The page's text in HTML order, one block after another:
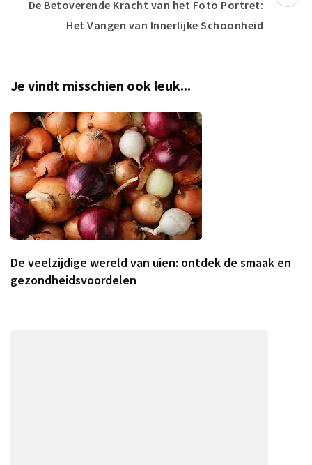
De Betoverende Kracht van het Foto Portret:
Het Vangen van Innerlijke Schoonheid
Je vindt misschien ook leuk...
De veelzijdige wereld van uien: ontdek de smaak en
gezondheidsvoordelen